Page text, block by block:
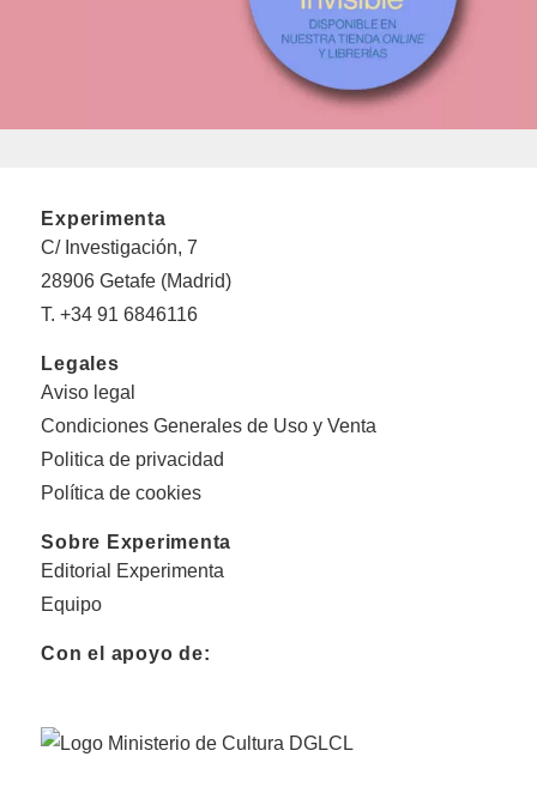
Experimenta
C/ Investigación, 7
28906 Getafe (Madrid)
T. +34 91 6846116
Legales
Aviso legal
Condiciones Generales de Uso y Venta
Politica de privacidad
Política de cookies
Sobre Experimenta
Editorial Experimenta
Equipo
Con el apoyo de: